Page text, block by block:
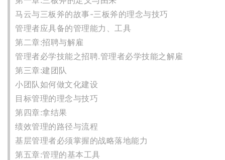
马云与三板斧的故事-三板斧的理念与技巧
管理者应具备的管理能力、工具
第二章:招聘与解雇
管理者必学技能之招聘.管理者必学技能之解雇
第三章:建团队
小团队如何做文化建设
目标管理的理念与技巧
第四章:拿结果
绩效管理的路径与流程
基层管理者必须掌握的战略落地能力
第五章:管理的基本工具